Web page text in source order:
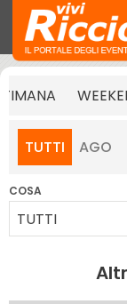
TUTTI AGO
COSA
TUTTI